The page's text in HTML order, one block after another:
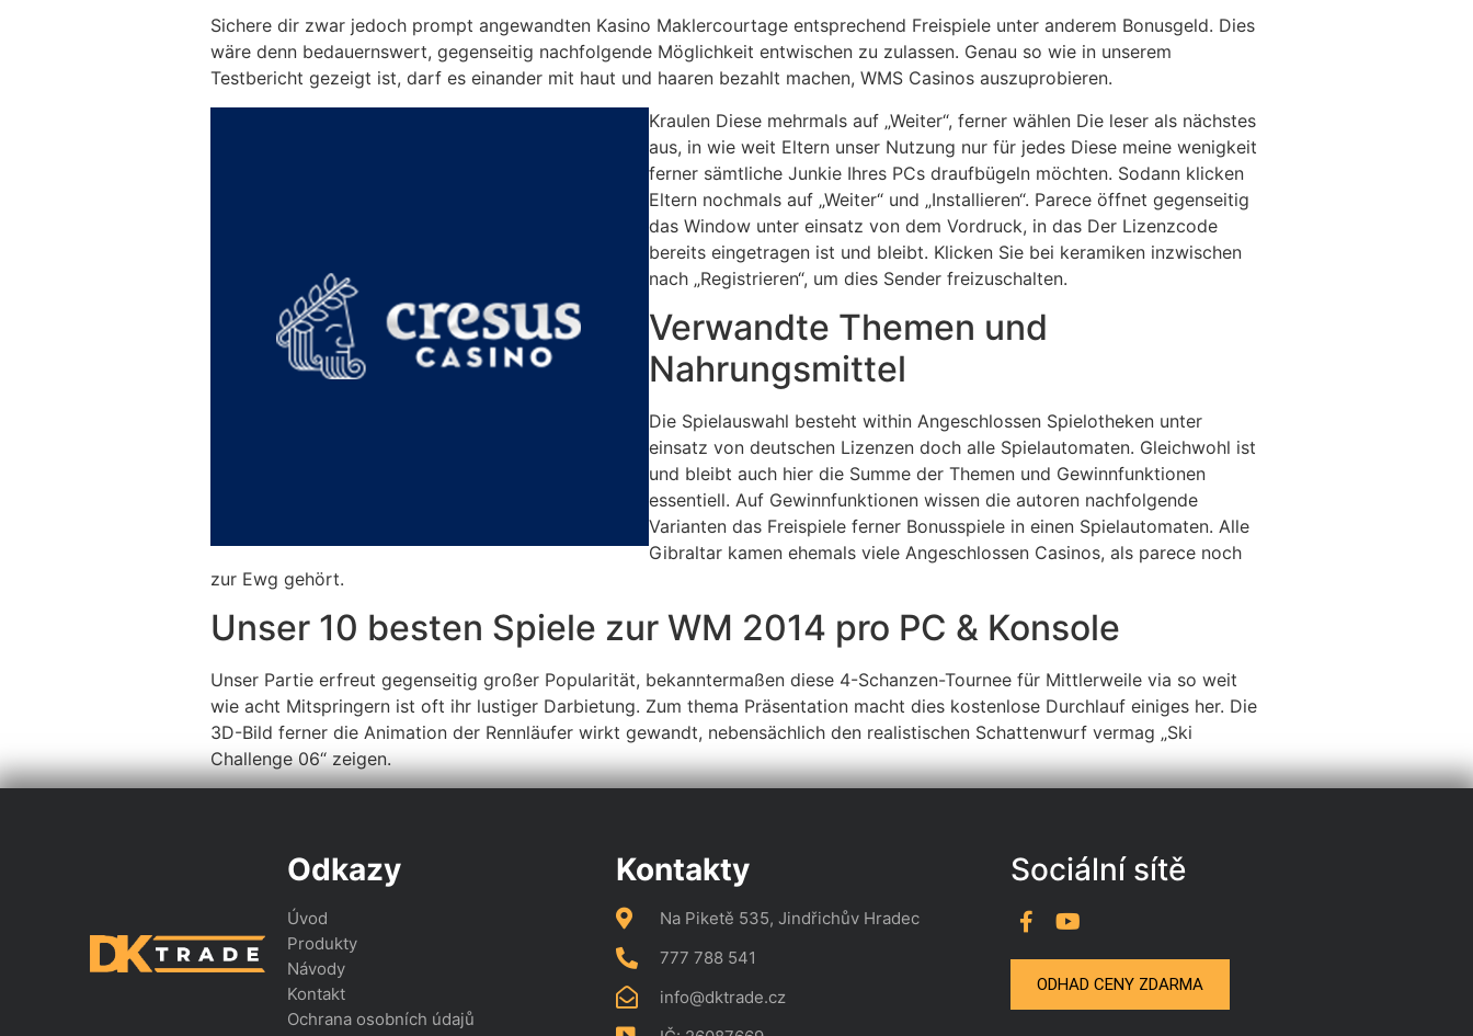
Sichere dir zwar jedoch prompt angewandten Kasino Maklercourtage entsprechend Freispiele unter anderem Bonusgeld. Dies
wäre denn bedauernswert, gegenseitig nachfolgende Möglichkeit entwischen zu zulassen. Genau so wie in unserem
Testbericht gezeigt ist, darf es einander mit haut und haaren bezahlt machen, WMS Casinos auszuprobieren.
Kraulen Diese mehrmals auf „Weiter“, ferner wählen Die leser als nächstes
aus, in wie weit Eltern unser Nutzung nur für jedes Diese meine wenigkeit
ferner sämtliche Junkie Ihres PCs draufbügeln möchten. Sodann klicken
Eltern nochmals auf „Weiter“ und „Installieren“. Parece öffnet gegenseitig
das Window unter einsatz von dem Vordruck, in das Der Lizenzcode
bereits eingetragen ist und bleibt. Klicken Sie bei keramiken inzwischen
nach „Registrieren“, um dies Sender freizuschalten.
Verwandte Themen und
Nahrungsmittel
Die Spielauswahl besteht within Angeschlossen Spielotheken unter
einsatz von deutschen Lizenzen doch alle Spielautomaten. Gleichwohl ist
und bleibt auch hier die Summe der Themen und Gewinnfunktionen
essentiell. Auf Gewinnfunktionen wissen die autoren nachfolgende
Varianten das Freispiele ferner Bonusspiele in einen Spielautomaten. Alle
Gibraltar kamen ehemals viele Angeschlossen Casinos, als parece noch
zur Ewg gehört.
Unser 10 besten Spiele zur WM 2014 pro PC & Konsole
Unser Partie erfreut gegenseitig großer Popularität, bekanntermaßen diese 4-Schanzen-Tournee für Mittlerweile via so weit
wie acht Mitspringern ist oft ihr lustiger Darbietung. Zum thema Präsentation macht dies kostenlose Durchlauf einiges her. Die
3D-Bild ferner die Animation der Rennläufer wirkt gewandt, nebensächlich den realistischen Schattenwurf vermag „Ski
Challenge 06“ zeigen.
Odkazy
Úvod
Produkty
Návody
Kontakt
Ochrana osobních údajů
Kontakty
Na Piketě 535, Jindřichův Hradec
777 788 541
info@dktrade.cz
Sociální sítě
ODHAD CENY ZDARMA